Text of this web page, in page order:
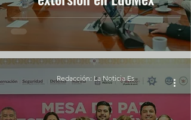
Redacción: La Noticia Es